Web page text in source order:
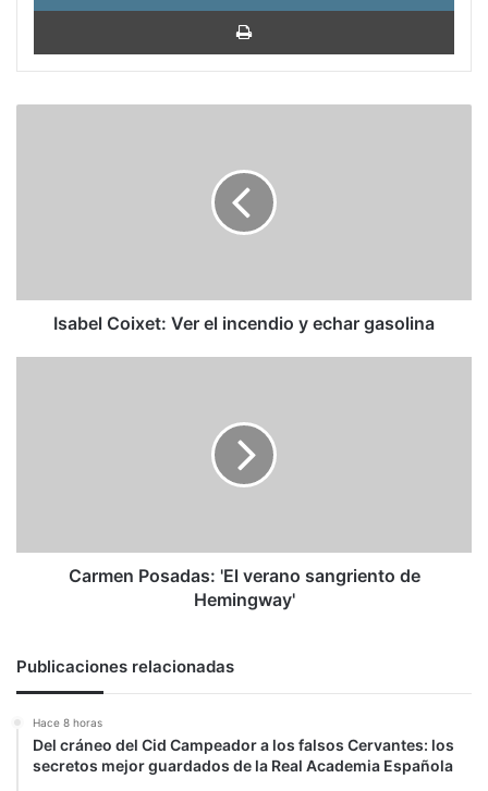
Isabel Coixet: Ver el incendio y echar gasolina
Carmen Posadas: 'El verano sangriento de
Hemingway'
Publicaciones relacionadas
Hace 8 horas
Del cráneo del Cid Campeador a los falsos Cervantes: los
secretos mejor guardados de la Real Academia Española